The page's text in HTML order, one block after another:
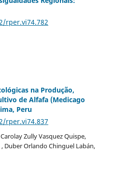
rper.vi74.782
na Produção,
de Alfafa (Medicago
Peru
rper.vi74.837
Zully Vasquez Quispe,
, Duber Orlando Chinguel Labán,